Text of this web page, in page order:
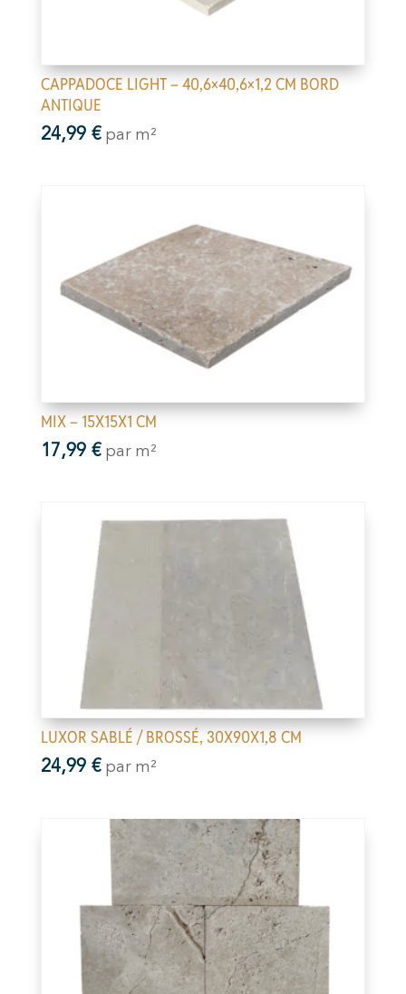
CAPPADOCE LIGHT – 40,6×40,6×1,2 CM BORD
ANTIQUE
24,99 € par m²
MIX – 15X15X1 CM
17,99 € par m²
LUXOR SABLÉ / BROSSÉ, 30X90X1,8 CM
24,99 € par m²